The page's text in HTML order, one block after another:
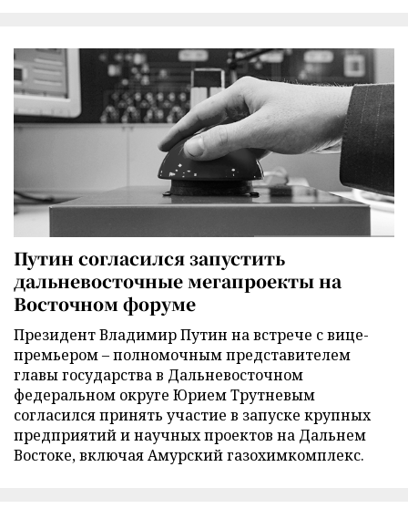
Путин согласился запустить
дальневосточные мегапроекты на
Восточном форуме
Президент Владимир Путин на встрече с вице-
премьером – полномочным представителем
главы государства в Дальневосточном
федеральном округе Юрием Трутневым
согласился принять участие в запуске крупных
предприятий и научных проектов на Дальнем
Востоке, включая Амурский газохимкомплекс.